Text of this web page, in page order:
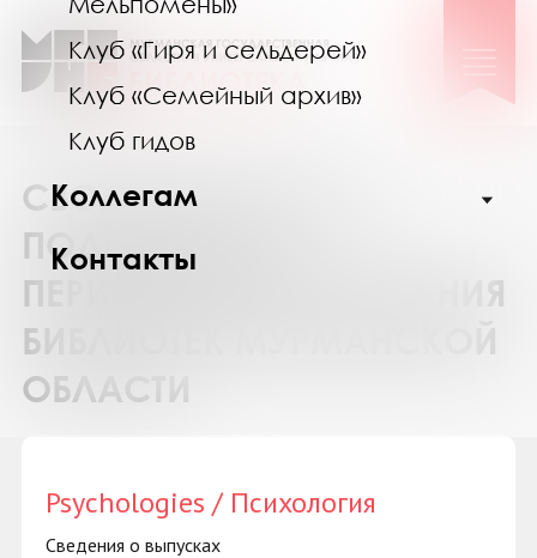
Клуб «Гиря и сельдерей»
Клуб «Семейный архив»
Клуб гидов
Коллегам
Контакты
СВОДНЫЙ КАТАЛОГ
ПОДПИСКИ НА
ПЕРИОДИЧЕСКИЕ ИЗДАНИЯ
БИБЛИОТЕК МУРМАНСКОЙ
ОБЛАСТИ
Psychologies / Психология
Сведения о выпусках